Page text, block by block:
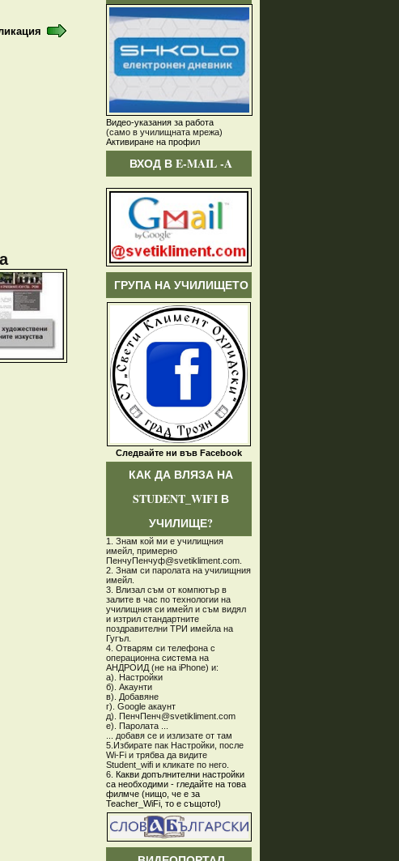
Видео-указания за работа
(само в училищната мрежа)
Активиране на профил
ВХОД В E-MAIL -A
ГРУПА НА УЧИЛИЩЕТО
Следвайте ни във Facebook
КАК ДА ВЛЯЗА НА
STUDENT_WIFI В
УЧИЛИЩЕ?
1. Знам кой ми е училищния
имейл, примерно
ПенчуПенчуф@svetikliment.com.
2. Знам си паролата на училищния
имейл.
3. Влизал съм от компютър в
залите в час по технологии на
училищния си имейл и съм видял
и изтрил стандартните
поздравителни ТРИ имейла на
Гугъл.
4. Отварям си телефона с
операционна система на
АНДРОИД (не на iPhone) и:
а). Настройки
б). Акаунти
в). Добавяне
г). Google акаунт
д). ПенчПенч@svetikliment.com
е). Паролата ...
... добавя се и излизате от там
5.Избирате пак Настройки, после
Wi-Fi и трябва да видите
Student_wifi и кликате по него.
6. Какви допълнителни настройки
са необходими - гледайте на това
филмче (нищо, че е за
Teacher_WiFi, то е същото!)